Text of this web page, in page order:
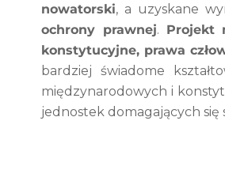
nowatorski, a uzyskane
ochrony prawnej. Projekt
konstytucyjne, prawa
bardziej świadome
międzynarodowych i
jednostek domagających